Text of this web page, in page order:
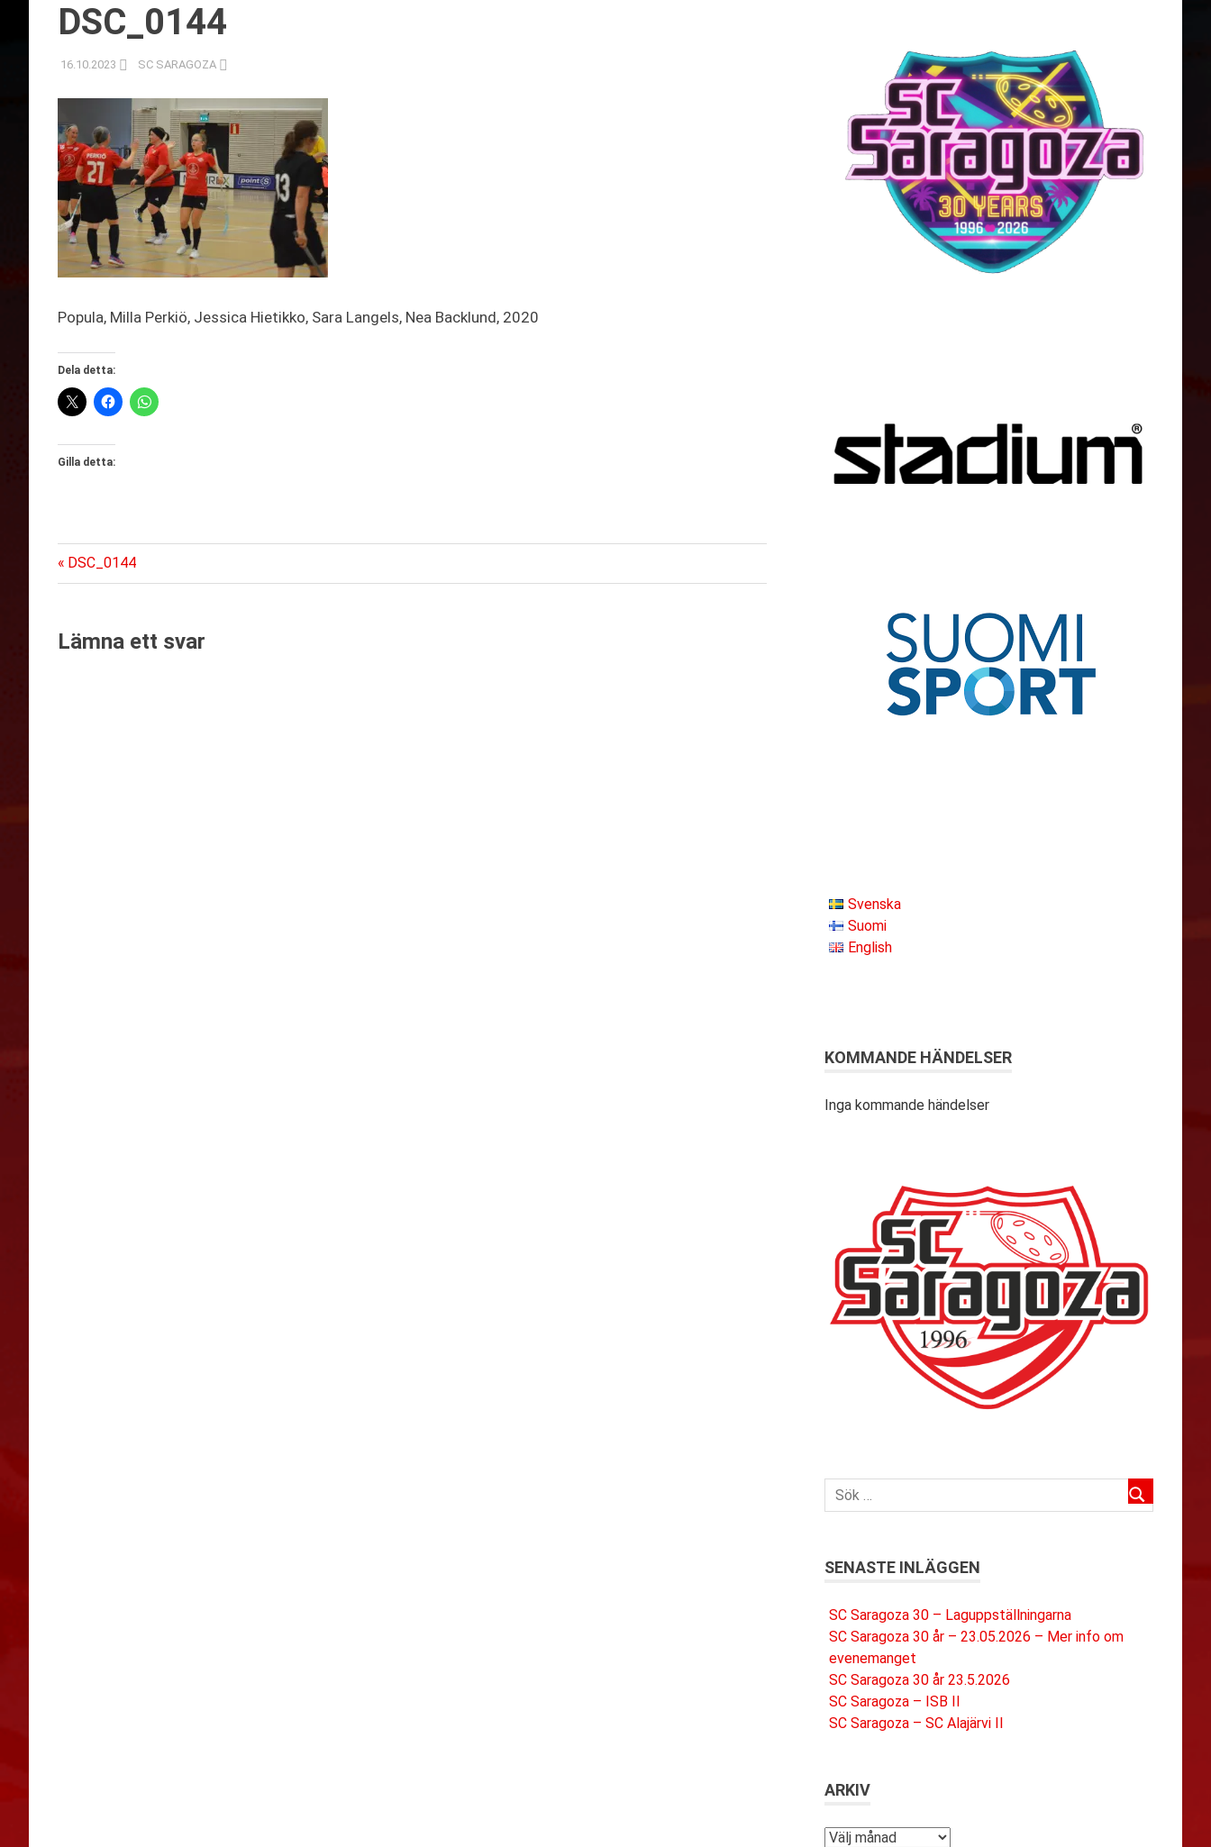
DSC_0144
16.10.2023 SC SARAGOZA
Popula, Milla Perkiö, Jessica Hietikko, Sara Langels, Nea Backlund, 2020
Dela detta:
Gilla detta:
Inläggsnavigering
Föregående
inlägg:
DSC_0144
Lämna ett svar
Svenska
Suomi
English
KOMMANDE HÄNDELSER
Inga kommande händelser
SENASTE INLÄGGEN
SC Saragoza 30 – Laguppställningarna
SC Saragoza 30 år – 23.05.2026 – Mer info om
evenemanget
SC Saragoza 30 år 23.5.2026
SC Saragoza – ISB II
SC Saragoza – SC Alajärvi II
ARKIV
Arkiv